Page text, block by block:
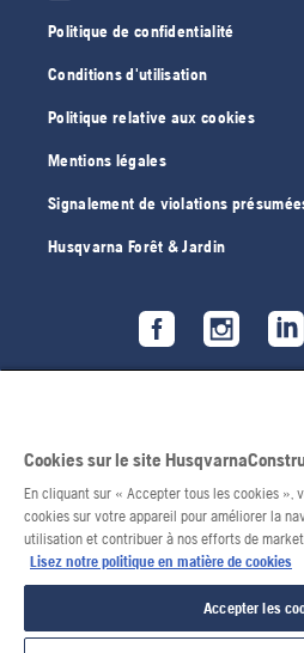
Politique de confidentialité
Conditions d'utilisation
Politique relative aux cookies
Mentions légales
Signalement de violations
Husqvarna Forêt & Jardin
© 2026 Husqvarna AB.
Cookies sur le site
En cliquant sur « Accepter tous les cookies »,
cookies sur votre appareil pour améliorer la
utilisation et contribuer à nos efforts de
Lisez notre politique en matière de cookies
Accepter les